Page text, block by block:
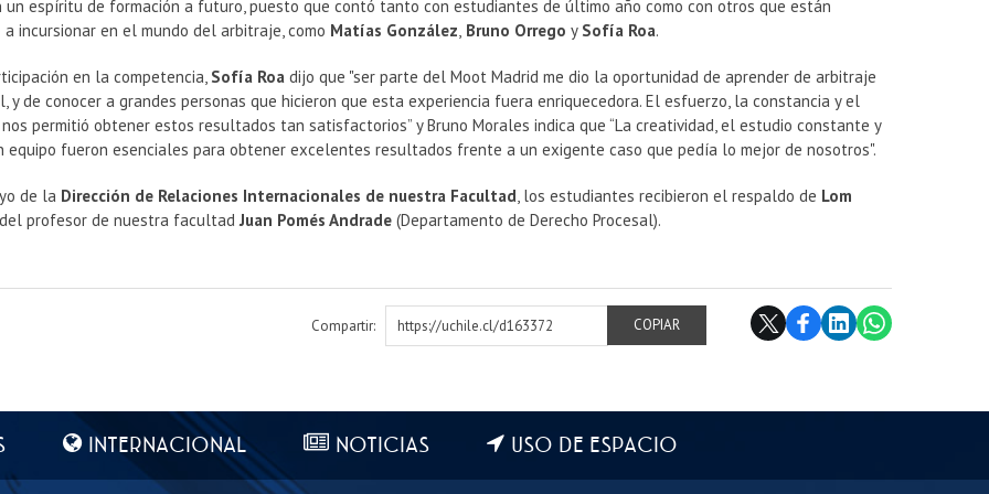
un espíritu de formación a futuro, puesto que contó tanto con estudiantes de último año como con otros que están
a incursionar en el mundo del arbitraje, como Matías González, Bruno Orrego y Sofía Roa.
en la competencia, Sofía Roa dijo que "ser parte del Moot Madrid me dio la oportunidad de aprender de arbitraje
y de conocer a grandes personas que hicieron que esta experiencia fuera enriquecedora. El esfuerzo, la constancia y el
nos permitió obtener estos resultados tan satisfactorios” y Bruno Morales indica que “La creatividad, el estudio constante y
equipo fueron esenciales para obtener excelentes resultados frente a un exigente caso que pedía lo mejor de nosotros".
de la Dirección de Relaciones Internacionales de nuestra Facultad, los estudiantes recibieron el respaldo de Lom
profesor de nuestra facultadJuan Pomés Andrade (Departamento de Derecho Procesal).
Compartir:
https://uchile.cl/d163372
COPIAR
INTERNACIONAL NOTICIAS USO DE ESPACIO